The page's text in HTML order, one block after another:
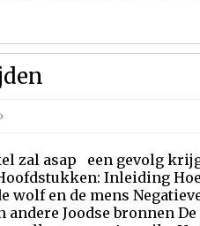
zal asap een gevolg
Inleiding
wolf en de mens
andere Joodse bronnen